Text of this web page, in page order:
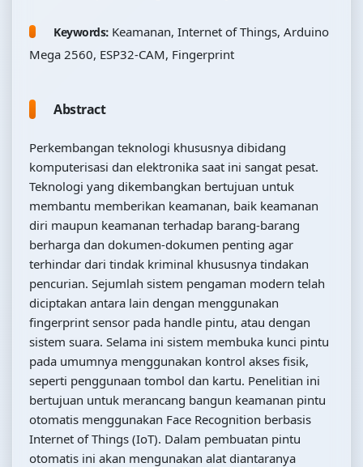
Keywords: Keamanan, Internet of Things, Arduino
Mega 2560, ESP32-CAM, Fingerprint
Abstract
Perkembangan teknologi khususnya dibidang
komputerisasi dan elektronika saat ini sangat pesat.
Teknologi yang dikembangkan bertujuan untuk
membantu memberikan keamanan, baik keamanan
diri maupun keamanan terhadap barang-barang
berharga dan dokumen-dokumen penting agar
terhindar dari tindak kriminal khususnya tindakan
pencurian. Sejumlah sistem pengaman modern telah
diciptakan antara lain dengan menggunakan
fingerprint sensor pada handle pintu, atau dengan
sistem suara. Selama ini sistem membuka kunci pintu
pada umumnya menggunakan kontrol akses fisik,
seperti penggunaan tombol dan kartu. Penelitian ini
bertujuan untuk merancang bangun keamanan pintu
otomatis menggunakan Face Recognition berbasis
Internet of Things (IoT). Dalam pembuatan pintu
otomatis ini akan mengunakan alat diantaranya